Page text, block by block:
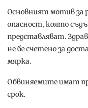
Основният мотив за
опасност, която
представляват.
не бе счетено за
мярка.
Обвиняемите имат
срок.